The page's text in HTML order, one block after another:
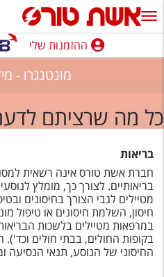
ההזמנות שלי
חופשה לפי סגנון
מלונות באילת
טיולים מאורגנים
סגנונות טיול
חבילות נופש
ההזמנות שלי
מונטנגרו -
כל מה שרציתם
בריאות
חברת אשת טורס אינה רשאית
בריאותיים. לצורך כך, מומלץ
מטיילים לגבי הצורך בחיסונים
חיסון, השלמת חיסונים או טיפול
במרפאות מטיילים בלשכות
בקופות החולים, בבתי חולים
החיסוני של הנוסע, תנאי הנסיעה